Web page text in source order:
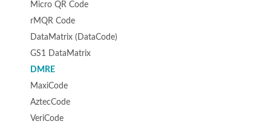
Micro QR Code
rMQR Code
DataMatrix (DataCode)
GS1 DataMatrix
DMRE
MaxiCode
AztecCode
VeriCode